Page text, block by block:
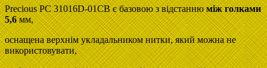
Precious PC 31016D-01CB є базовою з відстаннюміж голками
5,6мм,
оснащена верхнім укладальником нитки, який можна не
використовувати,